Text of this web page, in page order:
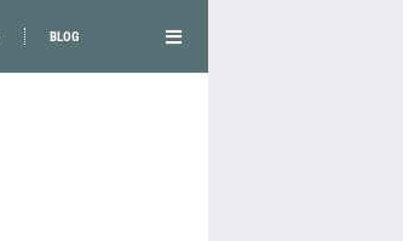
BLOG